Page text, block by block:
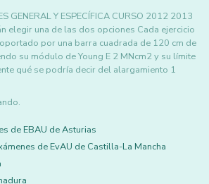
GENERAL Y ESPECÍFICA CURSO 2012 2013
elegir una de las dos opciones Cada ejercicio
por una barra cuadrada de 120 cm de
su módulo de Young E 2 MNcm2 y su límite
qué se podría decir del alargamiento 1
de EBAU de Asturias
de EvAU de Castilla-La Mancha